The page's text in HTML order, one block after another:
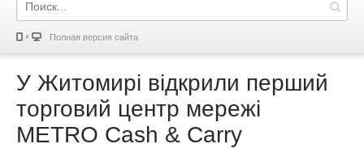
Полная версия сайта
У Житомирі відкрили перший
торговий центр мережі
METRO Cash & Carry